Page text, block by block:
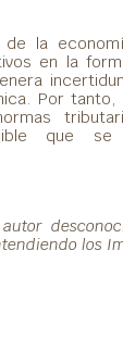
de la
en la
Por
que
los